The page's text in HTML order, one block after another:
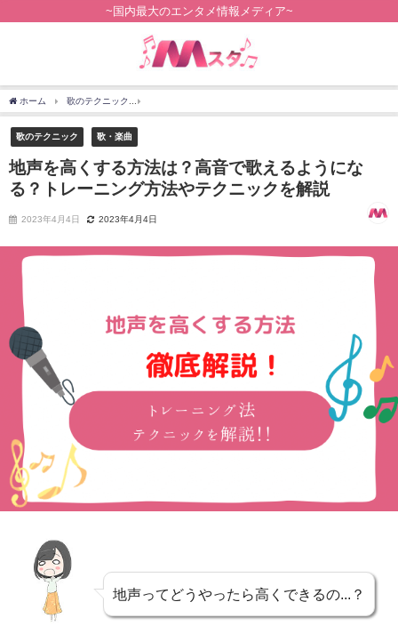
~国内最大のエンタメ情報メディア~
ホーム 歌のテクニック
歌のテクニック 歌・楽曲
地声を高くする方法は？高音で歌えるようにな
る？トレーニング方法やテクニックを解説
2023年4月4日 2023年4月4日
地声ってどうやったら高くできるの...？